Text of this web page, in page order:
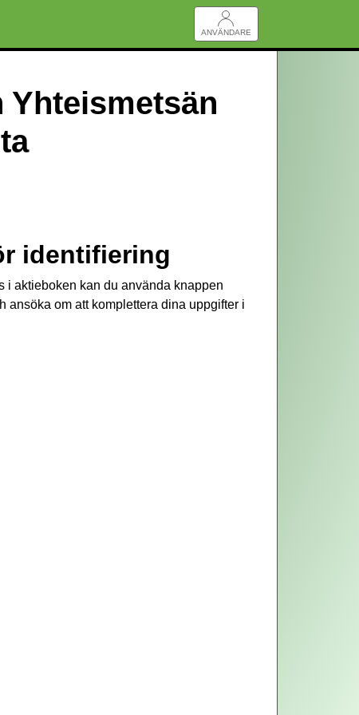
ANVÄNDARE
Yhteismetsän
identifiering
i aktieboken kan du använda knappen
ansöka om att komplettera dina uppgifter i